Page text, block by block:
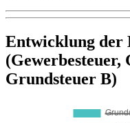
Entwicklung der
(Gewerbesteuer,
Grundsteuer B)